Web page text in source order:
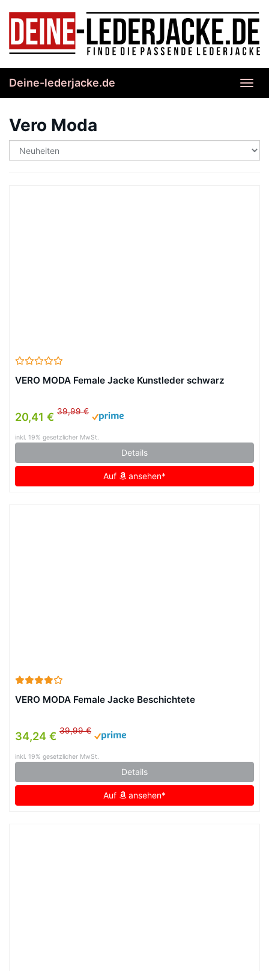
content
Deine-lederjacke.de
Vero Moda
VERO MODA Female Jacke Kunstleder schwarz
20,41 € 39,99 €
inkl. 19% gesetzlicher MwSt.
Details
Auf ansehen*
VERO MODA Female Jacke Beschichtete
34,24 € 39,99 €
inkl. 19% gesetzlicher MwSt.
Details
Auf ansehen*